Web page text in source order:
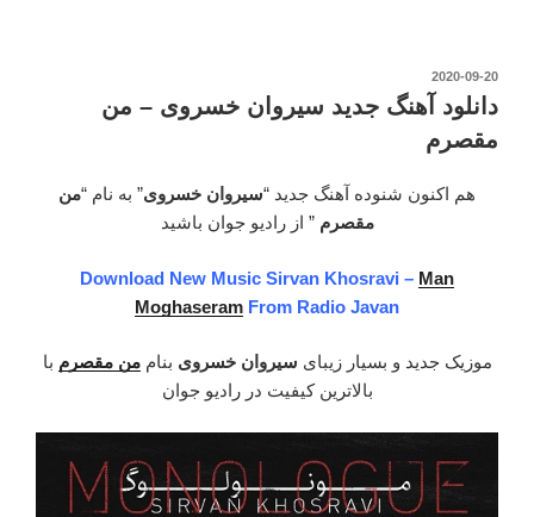
خسروی
نوشته‌شده
2020-09-20
دانلود آهنگ جدید سیروان خسروی – من
مقصرم
هم اکنون شنوده آهنگ جدید “سیروان خسروی” به نام “من
مقصرم ” از رادیو جوان باشید
Download New Music Sirvan Khosravi – Man
Moghaseram From Radio Javan
موزیک جدید و بسیار زیبای سیروان خسروی بنام من مقصرم با
بالاترین کیفیت در رادیو جوان